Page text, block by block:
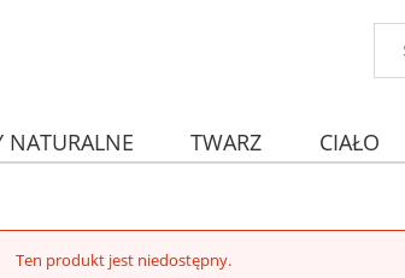
NATURALNE TWARZ CIAŁO
Ten produkt jest niedostępny.